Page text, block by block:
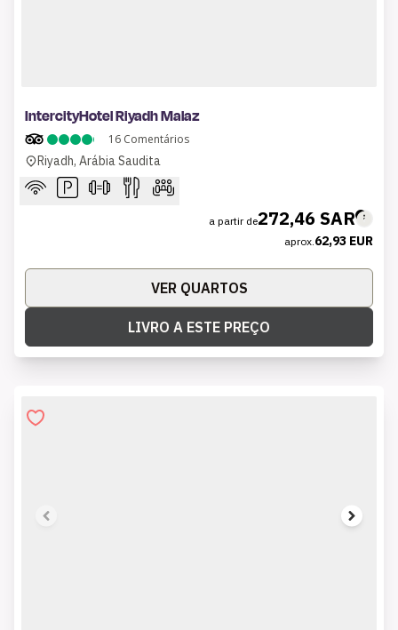
IntercityHotel Riyadh Malaz
16 Comentários
Riyadh, Arábia Saudita
a partir de272,46 SAR
aprox. 62,93 EUR
VER QUARTOS
LIVRO A ESTE PREÇO